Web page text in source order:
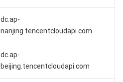
dc.ap-
nanjing.tencentcloudapi.com
dc.ap-
beijing.tencentcloudapi.com